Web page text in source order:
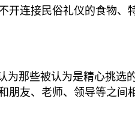
开连接民俗礼仪的食物、
为那些被认为是精心挑
友、老师、领导等之间